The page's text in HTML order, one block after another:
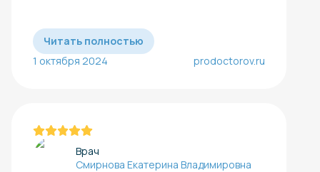
Читать полностью
1 октября 2024
prodoctorov.ru
Врач
Смирнова Екатерина Владимировна